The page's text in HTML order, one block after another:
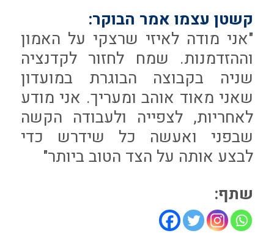
קשטן עצמו אמר הבוקר:
"אני מודה לאיזי שרצקי על האמון
וההזדמנות. שמח לחזור לקדנציה
שניה בקבוצה הבוגרת במועדון
שאני מאוד אוהב ומעריך. אני מודע
לאחריות, לצפייה ולעבודה הקשה
שבפני ואעשה כל שידרש כדי
לבצע אותה על הצד הטוב ביותר"
שתף: